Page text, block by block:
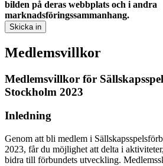
bilden på deras webbplats och i andra
marknadsföringssammanhang.
Skicka in
Medlemsvillkor
Medlemsvillkor för
Stockholm 2023
Inledning
Genom att bli medlem i
2023, får du möjlighet att delta i
bidra till förbundets utveckling.